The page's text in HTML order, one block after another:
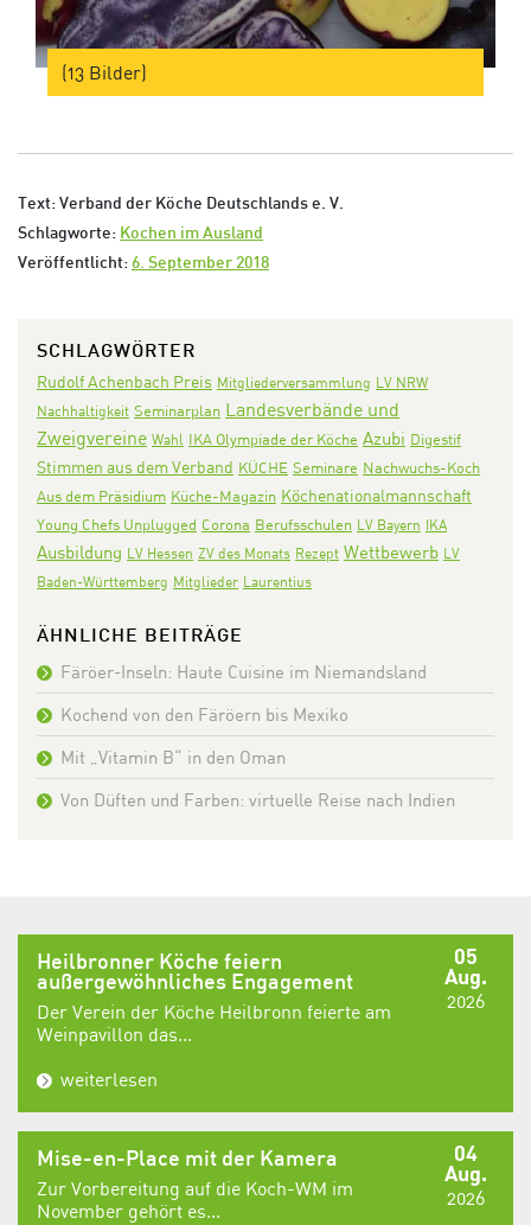
(13 Bilder)
Text: Verband der Köche Deutschlands e. V.
Schlagworte: Kochen im Ausland
Veröffentlicht: 6. September 2018
SCHLAGWÖRTER
Rudolf Achenbach Preis Mitgliederversammlung LV NRW
Nachhaltigkeit Seminarplan Landesverbände und
Zweigvereine Wahl IKA Olympiade der Köche Azubi Digestif
Stimmen aus dem Verband KÜCHE Seminare Nachwuchs-Koch
Aus dem Präsidium Küche-Magazin Köchenationalmannschaft
Young Chefs Unplugged Corona Berufsschulen LV Bayern IKA
Ausbildung LV Hessen ZV des Monats Rezept Wettbewerb LV
Baden-Württemberg Mitglieder Laurentius
ÄHNLICHE BEITRÄGE
Färöer-Inseln: Haute Cuisine im Niemandsland
Kochend von den Färöern bis Mexiko
Mit „Vitamin B“ in den Oman
Von Düften und Farben: virtuelle Reise nach Indien
05
Aug.
2026
Heilbronner Köche feiern
außergewöhnliches Engagement
Der Verein der Köche Heilbronn feierte am
Weinpavillon das...
weiterlesen
04
Aug.
2026
Mise-en-Place mit der Kamera
Zur Vorbereitung auf die Koch-WM im
November gehört es...